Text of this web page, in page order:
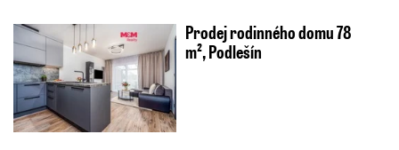
Prodej rodinného domu 78
m², Podlešín